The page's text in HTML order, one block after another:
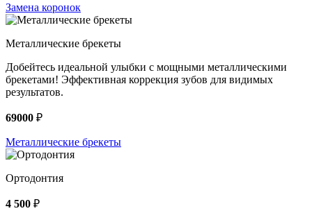
Замена коронок
Металлические брекеты
Добейтесь идеальной улыбки с мощными металлическими
брекетами! Эффективная коррекция зубов для видимых
результатов.
69000 ₽
Металлические брекеты
Ортодонтия
4 500 ₽